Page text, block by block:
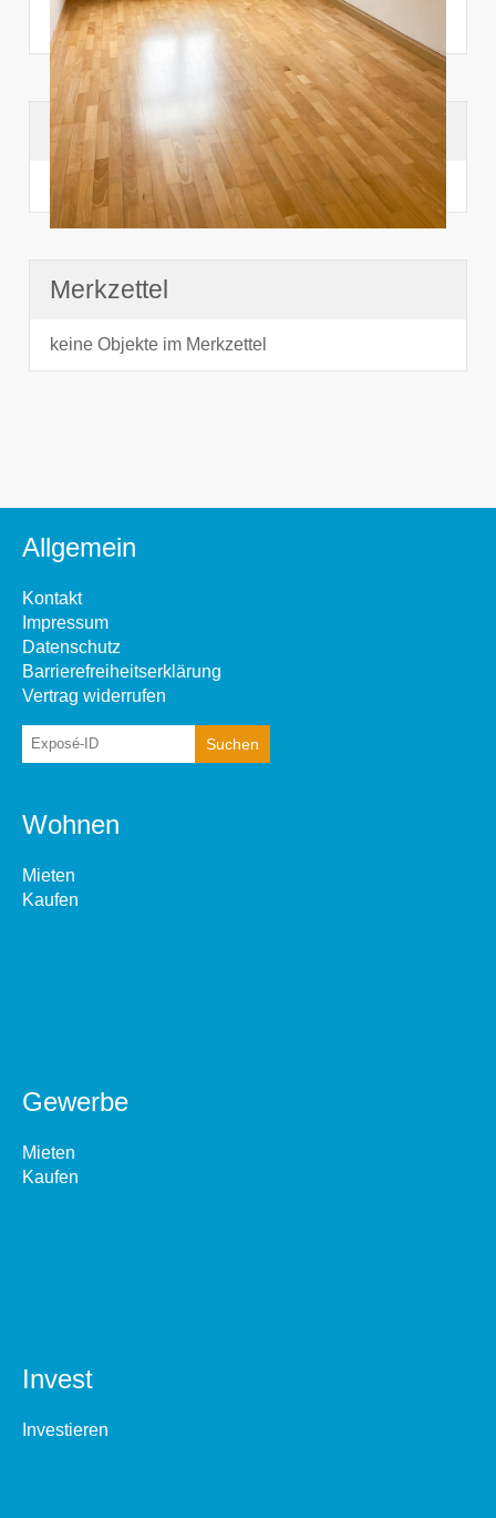
Suchhistorie
noch nichts angesehen
Merkzettel
keine Objekte im Merkzettel
Allgemein
Kontakt
Impressum
Datenschutz
Barrierefreiheitserklärung
Vertrag widerrufen
Wohnen
Mieten
Kaufen
Gewerbe
Mieten
Kaufen
Invest
Investieren